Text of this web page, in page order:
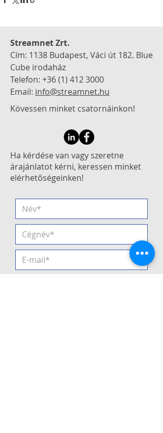
Streamnet Zrt.
Cím: 1138 Budapest, Váci út 182. Blue
Cube irodaház
Telefon: +36 (1) 412 3000
Email: info@streamnet.hu
Kövessen minket csatornáinkon!
Ha kérdése van vagy szeretne
árajánlatot kérni, keressen minket
elérhetőségeinken!